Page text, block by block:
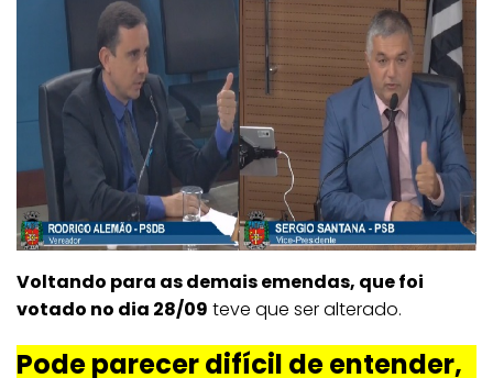
Voltando para as demais emendas, que foi
votado no dia 28/09 teve que ser alterado.
Pode parecer difícil de entender,